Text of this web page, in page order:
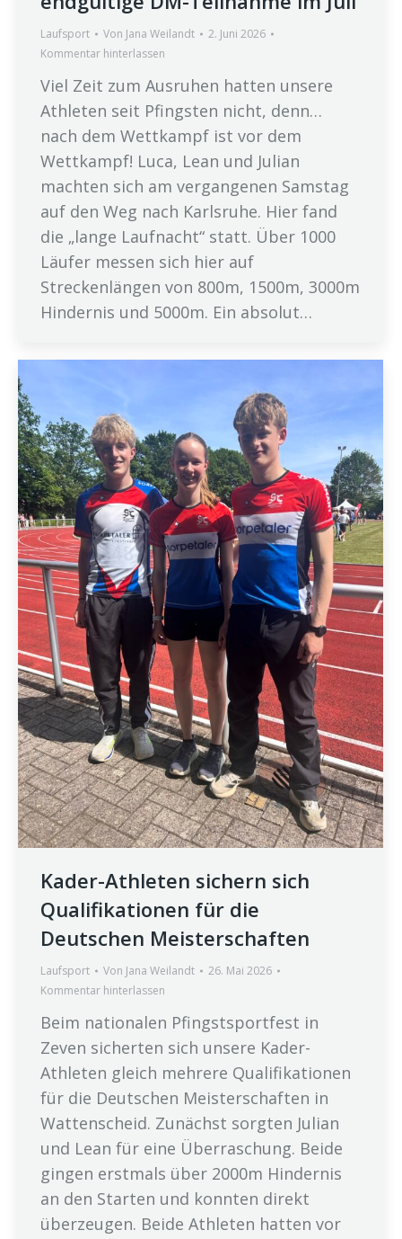
Laufsport Von Jana Weilandt
2. Juni 2026
Kommentar hinterlassen
Viel Zeit zum Ausruhen hatten unsere
Athleten seit Pfingsten nicht, denn…
nach dem Wettkampf ist vor dem
Wettkampf! Luca, Lean und Julian
machten sich am vergangenen Samstag
auf den Weg nach Karlsruhe. Hier fand
die „lange Laufnacht“ statt. Über 1000
Läufer messen sich hier auf
Streckenlängen von 800m, 1500m, 3000m
Hindernis und 5000m. Ein absolut…
Kader-Athleten sichern sich
Qualifikationen für die
Deutschen Meisterschaften
Laufsport Von Jana Weilandt
26. Mai 2026
Kommentar hinterlassen
Beim nationalen Pfingstsportfest in
Zeven sicherten sich unsere Kader-
Athleten gleich mehrere Qualifikationen
für die Deutschen Meisterschaften in
Wattenscheid. Zunächst sorgten Julian
und Lean für eine Überraschung. Beide
gingen erstmals über 2000m Hindernis
an den Starten und konnten direkt
überzeugen. Beide Athleten hatten vor